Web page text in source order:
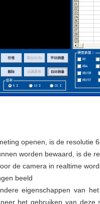
openen, is de resolutie
worden bewaard, is de
de camera in realtime
beeld
eigenschappen van
het gebruiken van